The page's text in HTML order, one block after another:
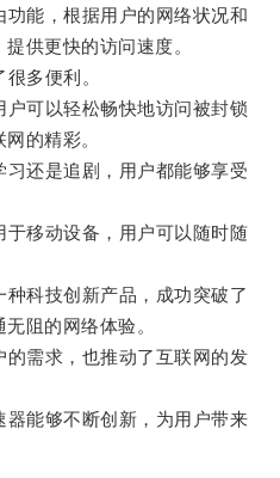
能，根据用户的网络状况和
供更快的访问速度。
多便利。
可以轻松畅快地访问被封锁
的精彩。
还是追剧，用户都能够享受
移动设备，用户可以随时随
科技创新产品，成功突破了
阻的网络体验。
需求，也推动了互联网的发
能够不断创新，为用户带来